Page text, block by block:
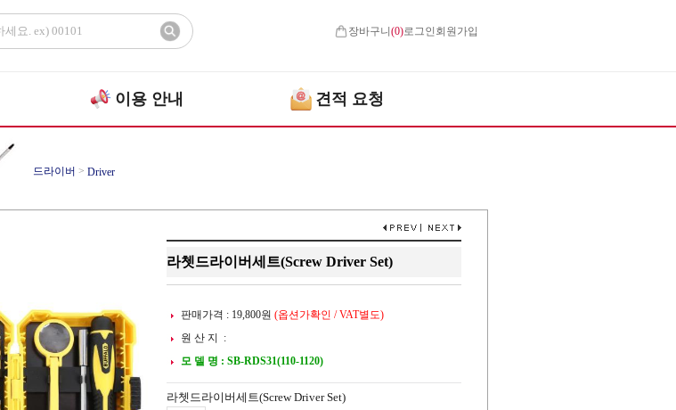
장바구니(0)로그인 회원가입
이용 안내 견적 요청
드라이버 > Driver
라쳇드라이버세트(Screw Driver Set)
판매가격 : 19,800원 (옵션가확인 / VAT별도)
원 산 지 :
모 델 명 : SB-RDS31(110-1120)
라쳇드라이버세트(Screw Driver Set)